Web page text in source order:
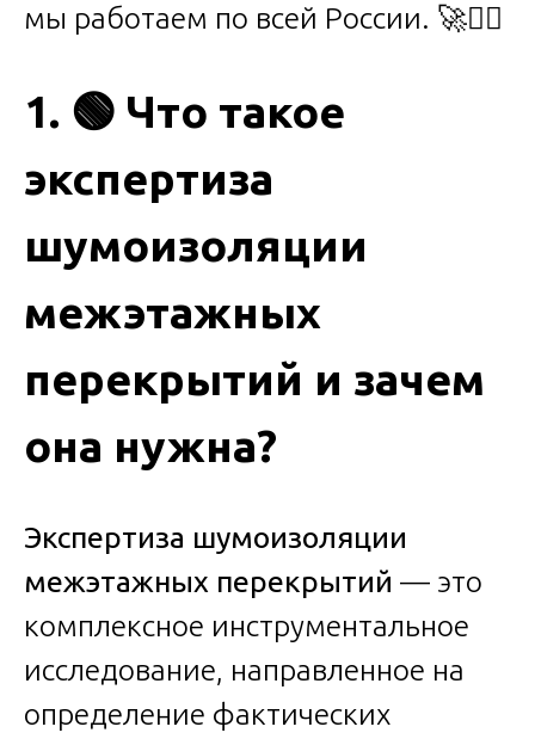
мы работаем по всей России. 🚀🧑‍⚖️
1. 🟢 Что такое
экспертиза
шумоизоляции
межэтажных
перекрытий и зачем
она нужна?
Экспертиза шумоизоляции
межэтажных перекрытий — это
комплексное инструментальное
исследование, направленное на
определение фактических